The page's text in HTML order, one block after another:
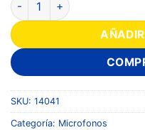
SKU: 14041
Categoría: Microfonos